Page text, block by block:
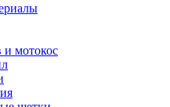
и мотокос